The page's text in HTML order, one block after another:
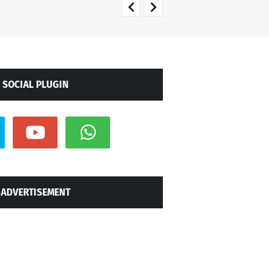
SOCIAL PLUGIN
ADVERTISEMENT